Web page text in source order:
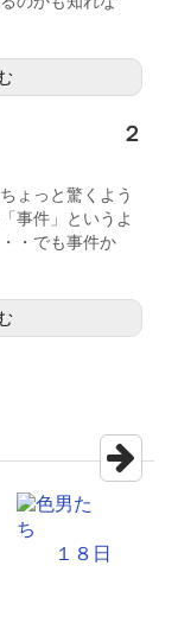
な ２
ょっと驚くよう
事件」というよ
・でも事件か